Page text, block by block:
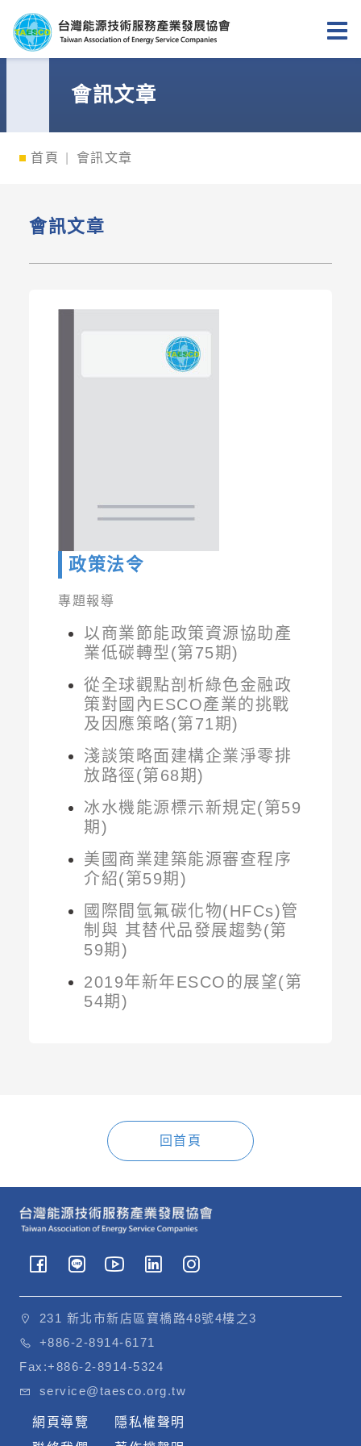
台灣能源技術服務產業發展協
會訊文章
首頁 會訊文章
會訊文章
政策法令
專題報導
以商業節能政策資源協助產
業低碳轉型(第75期)
從全球觀點剖析綠色金融政
策對國內ESCO產業的挑戰
及因應策略(第71期)
淺談策略面建構企業淨零排
放路徑(第68期)
冰水機能源標示新規定(第59
期)
美國商業建築能源審查程序
介紹(第59期)
國際間氫氟碳化物(HFCs)管
制與 其替代品發展趨勢(第
59期)
2019年新年ESCO的展望(第
54期)
回首頁
231 新北市新店區寶橋路48號4樓之3
+886-2-8914-6171
Fax:+886-2-8914-5324
service@taesco.org.tw
網頁導覽
隱私權聲明